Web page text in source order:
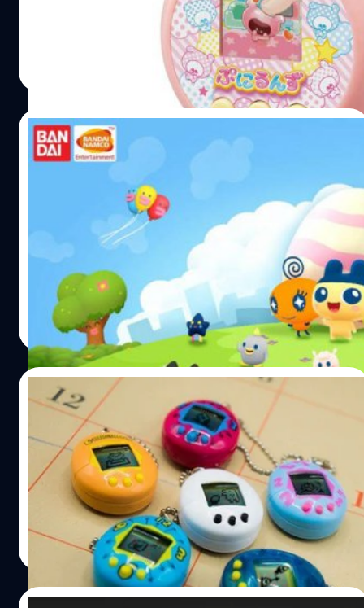
| 1891 days ago
24/11/2017
เกม “ทามาก็อตจิ” เตรียมเปิดตัวใน iOS และ
Android พร้อมด้วยโหมด AR
ทามาก็อตจิ (Tamagotchi) เกมสัตว์เลี้ยงดิจิทัลในตำนาน
กำลังจะกลับมาอีกครั้งในรูปแบบเกม iOS และ Android โดย
มีชื่อว่า "My Tamagotchi Forever"
ปรีดี ฤกษ์วลีกุล| 3179 days ago
Read More
11/10/2017
ทามาก็อตจิ เตรียมวางขายนอกญี่ปุ่น
พฤศจิกายน นี้
Tamagotchi เตรียมวางขายนอกญี่ปุ่นแล้วจ้า
วงศกร ปฐมชัยวัฒน์| 3224 days ago
Read More